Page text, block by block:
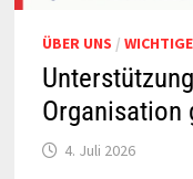
ÜBER UNS /
Organisation
4. Juli 2026